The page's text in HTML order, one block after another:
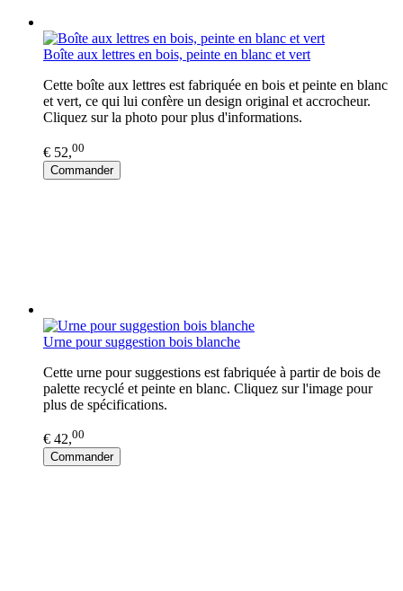
Boîte aux lettres en bois, peinte en blanc et vert
Cette boîte aux lettres est fabriquée en bois et peinte en blanc
et vert, ce qui lui confère un design original et accrocheur.
Cliquez sur la photo pour plus d'informations.
€ 52,00
Commander
Urne pour suggestion bois blanche
Cette urne pour suggestions est fabriquée à partir de bois de
palette recyclé et peinte en blanc. Cliquez sur l'image pour
plus de spécifications.
€ 42,00
Commander